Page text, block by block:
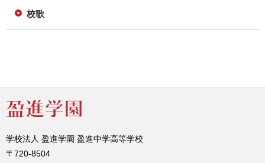
校歌
学校法人 盈進学園 盈進中学高等学校
〒720-8504